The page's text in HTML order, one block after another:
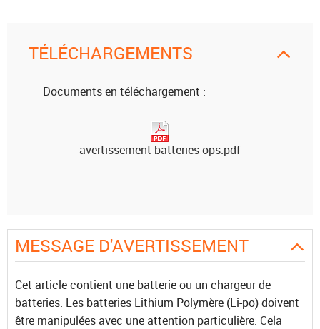
TÉLÉCHARGEMENTS
Documents en téléchargement :
avertissement-batteries-ops.pdf
MESSAGE D'AVERTISSEMENT
Cet article contient une batterie ou un chargeur de
batteries. Les batteries Lithium Polymère (Li-po) doivent
être manipulées avec une attention particulière. Cela